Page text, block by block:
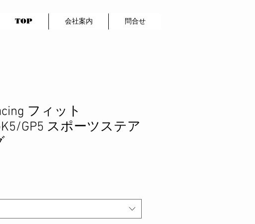
TOP 会社案内 問合せ
フィット
GP5 スポーツステア